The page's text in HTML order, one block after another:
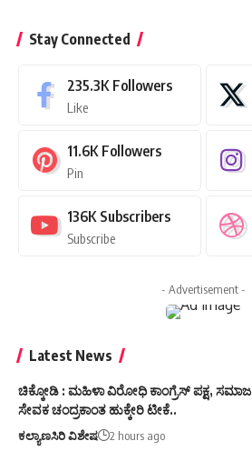
Stay Connected
235.3K Followers
Like
11.6K Followers
Pin
136K Subscribers
Subscribe
- Advertisement -
Latest News
ಚಿಕ್ಕೋಡಿ : ಮಹಿಳಾ ವಿರೋಧಿ ಕಾಂಗ್ರೆಸ್ ಪಕ್ಷ, ಸಮಾಜ
ಸೇವಕ ಚಂದ್ರಕಾಂತ ಹುಕ್ಕೇರಿ ಟೀಕೆ..
ಕಲ್ಯಾಣಸಿರಿ ವಿಶೇಷ 2 hours ago